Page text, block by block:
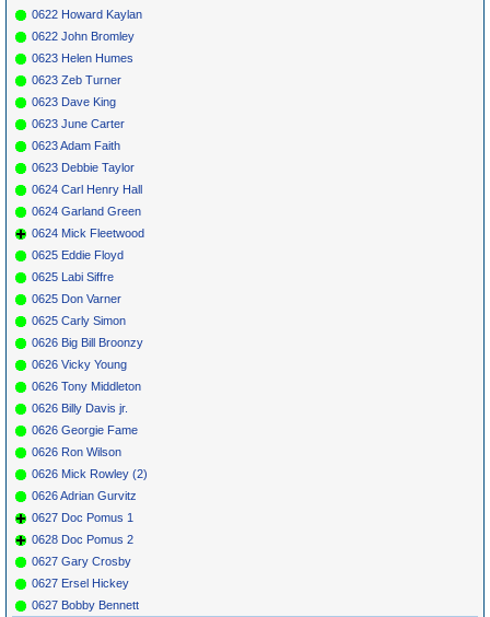
0622 Howard Kaylan
0622 John Bromley
0623 Helen Humes
0623 Zeb Turner
0623 Dave King
0623 June Carter
0623 Adam Faith
0623 Debbie Taylor
0624 Carl Henry Hall
0624 Garland Green
0624 Mick Fleetwood
0625 Eddie Floyd
0625 Labi Siffre
0625 Don Varner
0625 Carly Simon
0626 Big Bill Broonzy
0626 Vicky Young
0626 Tony Middleton
0626 Billy Davis jr.
0626 Georgie Fame
0626 Ron Wilson
0626 Mick Rowley (2)
0626 Adrian Gurvitz
0627 Doc Pomus 1
0628 Doc Pomus 2
0627 Gary Crosby
0627 Ersel Hickey
0627 Bobby Bennett